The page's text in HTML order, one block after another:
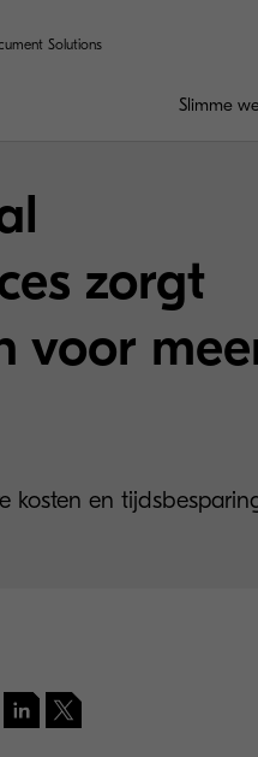
Solutions
Slimme
zorgt
voor
kosten en